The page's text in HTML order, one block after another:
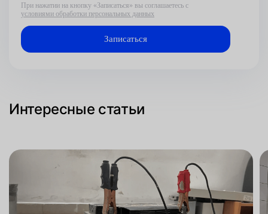
При нажатии на кнопку «Записаться» вы соглашаетесь с
условиями обработки персональных данных
Интересные статьи